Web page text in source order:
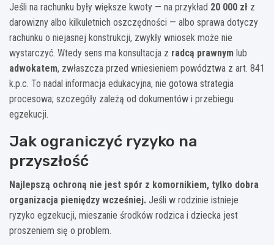
Jeśli na rachunku były większe kwoty — na przykład 20 000 zł z
darowizny albo kilkuletnich oszczędności — albo sprawa dotyczy
rachunku o niejasnej konstrukcji, zwykły wniosek może nie
wystarczyć. Wtedy sens ma konsultacja z radcą prawnym lub
adwokatem, zwłaszcza przed wniesieniem powództwa z art. 841
k.p.c. To nadal informacja edukacyjna, nie gotowa strategia
procesowa; szczegóły zależą od dokumentów i przebiegu
egzekucji.
Jak ograniczyć ryzyko na
przyszłość
Najlepszą ochroną nie jest spór z komornikiem, tylko dobra
organizacja pieniędzy wcześniej. Jeśli w rodzinie istnieje
ryzyko egzekucji, mieszanie środków rodzica i dziecka jest
proszeniem się o problem.